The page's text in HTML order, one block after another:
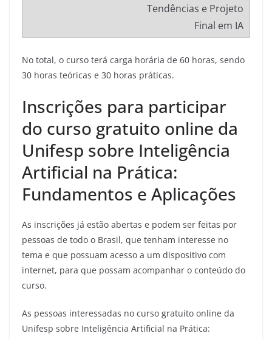
Tendências e Projeto
Final em IA
No total, o curso terá carga horária de 60 horas, sendo
30 horas teóricas e 30 horas práticas.
Inscrições para participar
do curso gratuito online da
Unifesp sobre Inteligência
Artificial na Prática:
Fundamentos e Aplicações
As inscrições já estão abertas e podem ser feitas por
pessoas de todo o Brasil, que tenham interesse no
tema e que possuam acesso a um dispositivo com
internet, para que possam acompanhar o conteúdo do
curso.
As pessoas interessadas no curso gratuito online da
Unifesp sobre Inteligência Artificial na Prática: